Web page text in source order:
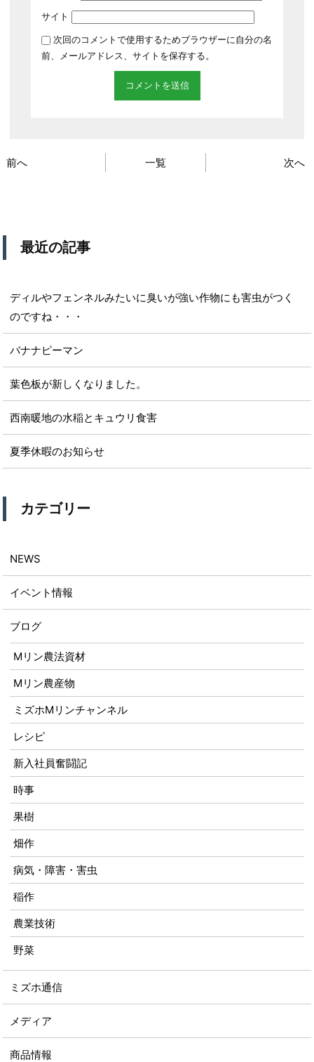
サイト
次回のコメントで使用するためブラウザーに自分の名
前、メールアドレス、サイトを保存する。
前へ 一覧 次へ
最近の記事
ディルやフェンネルみたいに臭いが強い作物にも害虫がつく
のですね・・・
バナナピーマン
葉色板が新しくなりました。
西南暖地の水稲とキュウリ食害
夏季休暇のお知らせ
カテゴリー
NEWS
イベント情報
ブログ
Mリン農法資材
Mリン農産物
ミズホMリンチャンネル
レシピ
新入社員奮闘記
時事
果樹
畑作
病気・障害・害虫
稲作
農業技術
野菜
ミズホ通信
メディア
商品情報